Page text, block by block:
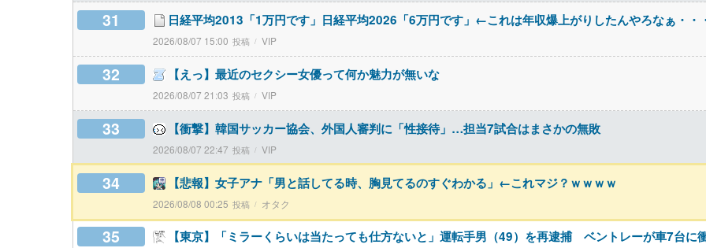
31 日経平均2013「1万円です」日経平均2026「6万円です」←これは年収爆上がりしたんやろなぁ・・
2026/08/07 15:00 VIP
32 【えっ】最近のセクシー女優って何か魅力が無いな
2026/08/07 21:03 VIP
33 【衝撃】韓国サッカー協会、外国人審判に「性接待」…担当7試合はまさかの無敗
2026/08/07 22:47 VIP
34 【悲報】女子アナ「男と話してる時、胸見てるのすぐわかる」←これマジ？ｗｗｗｗ
2026/08/08 00:25 オタク
35 【東京】「ミラーくらいは当たっても仕方ないと」運転手男（49）を再逮捕 ベントレーが車7台に